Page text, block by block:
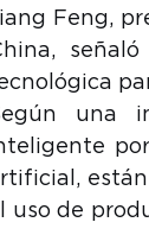
Feng,
una
uso de